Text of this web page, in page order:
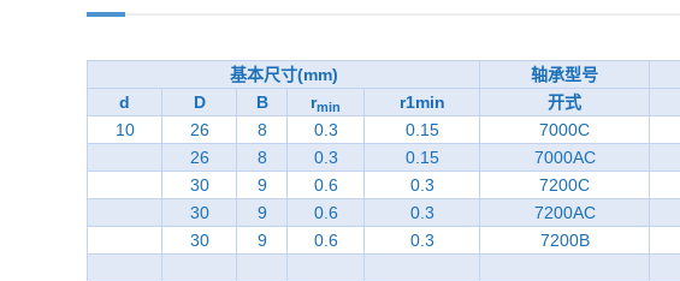
基本尺寸(mm) 轴承型号
d
D B rmin r1min 开式
10
26 8 0.3 0.15 7000C
26
8 0.3 0.15 7000AC
30
9 0.6 0.3 7200C
30
9 0.6 0.3 7200AC
30
9 0.6 0.3 7200B